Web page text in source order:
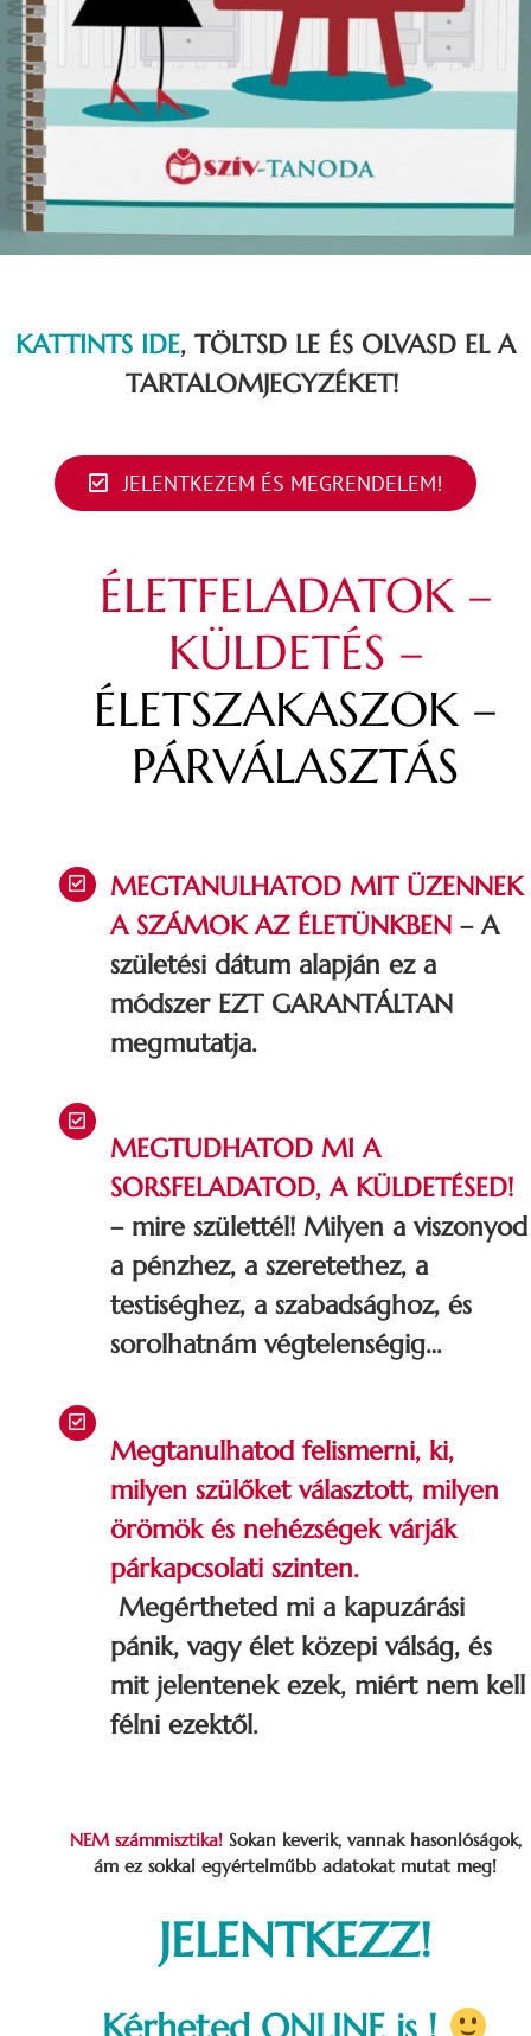
KATTINTS IDE, TÖLTSD LE ÉS OLVASD EL A
TARTALOMJEGYZÉKET!
JELENTKEZEM ÉS MEGRENDELEM!
ÉLETFELADATOK –
KÜLDETÉS –
ÉLETSZAKASZOK –
PÁRVÁLASZTÁS
MEGTANULHATOD MIT ÜZENNEK
A SZÁMOK AZ ÉLETÜNKBEN – A
születési dátum alapján ez a
módszer EZT GARANTÁLTAN
megmutatja.
MEGTUDHATOD MI A
SORSFELADATOD, A KÜLDETÉSED!
– mire születtél! Milyen a viszonyod
a pénzhez, a szeretethez, a
testiséghez, a szabadsághoz, és
sorolhatnám végtelenségig…
Megtanulhatod felismerni, ki,
milyen szülőket választott, milyen
örömök és nehézségek várják
párkapcsolati szinten.
Megértheted mi a kapuzárási
pánik, vagy élet közepi válság, és
mit jelentenek ezek, miért nem kell
félni ezektől.
NEM számmisztika!Sokan keverik, vannak hasonlóságok,
ám ez sokkal egyértelműbb adatokat mutat meg!
JELENTKEZZ!
Kérheted ONLINE is !